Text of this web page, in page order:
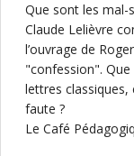
Que sont les mal-
Claude Lelièvre
l’ouvrage de
"confession".
lettres classiques,
faute ?
Le Café